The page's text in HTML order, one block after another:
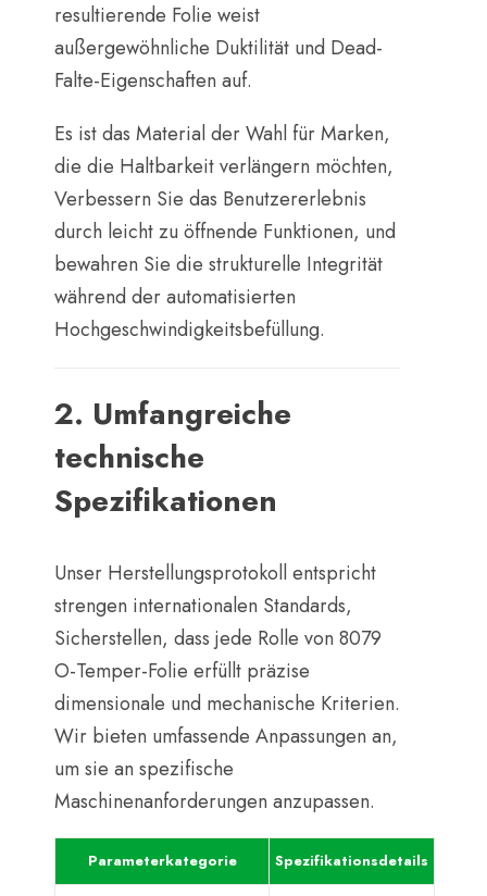
resultierende Folie weist
außergewöhnliche Duktilität und Dead-
Falte-Eigenschaften auf.
Es ist das Material der Wahl für Marken,
die die Haltbarkeit verlängern möchten,
Verbessern Sie das Benutzererlebnis
durch leicht zu öffnende Funktionen, und
bewahren Sie die strukturelle Integrität
während der automatisierten
Hochgeschwindigkeitsbefüllung.
2. Umfangreiche
technische
Spezifikationen
Unser Herstellungsprotokoll entspricht
strengen internationalen Standards,
Sicherstellen, dass jede Rolle von 8079
O-Temper-Folie erfüllt präzise
dimensionale und mechanische Kriterien.
Wir bieten umfassende Anpassungen an,
um sie an spezifische
Maschinenanforderungen anzupassen.
Parameterkategorie Spezifikationsdetails